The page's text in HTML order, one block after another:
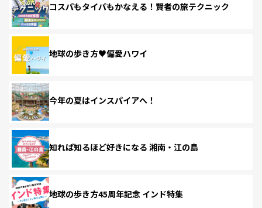
コスパもタイパもかなえる！賢者の旅テクニック
地球の歩き方♥偏愛ハワイ
今年の夏はインスパイアへ！
知れば知るほど好きになる 湘南・江の島
地球の歩き方45周年記念 インド特集